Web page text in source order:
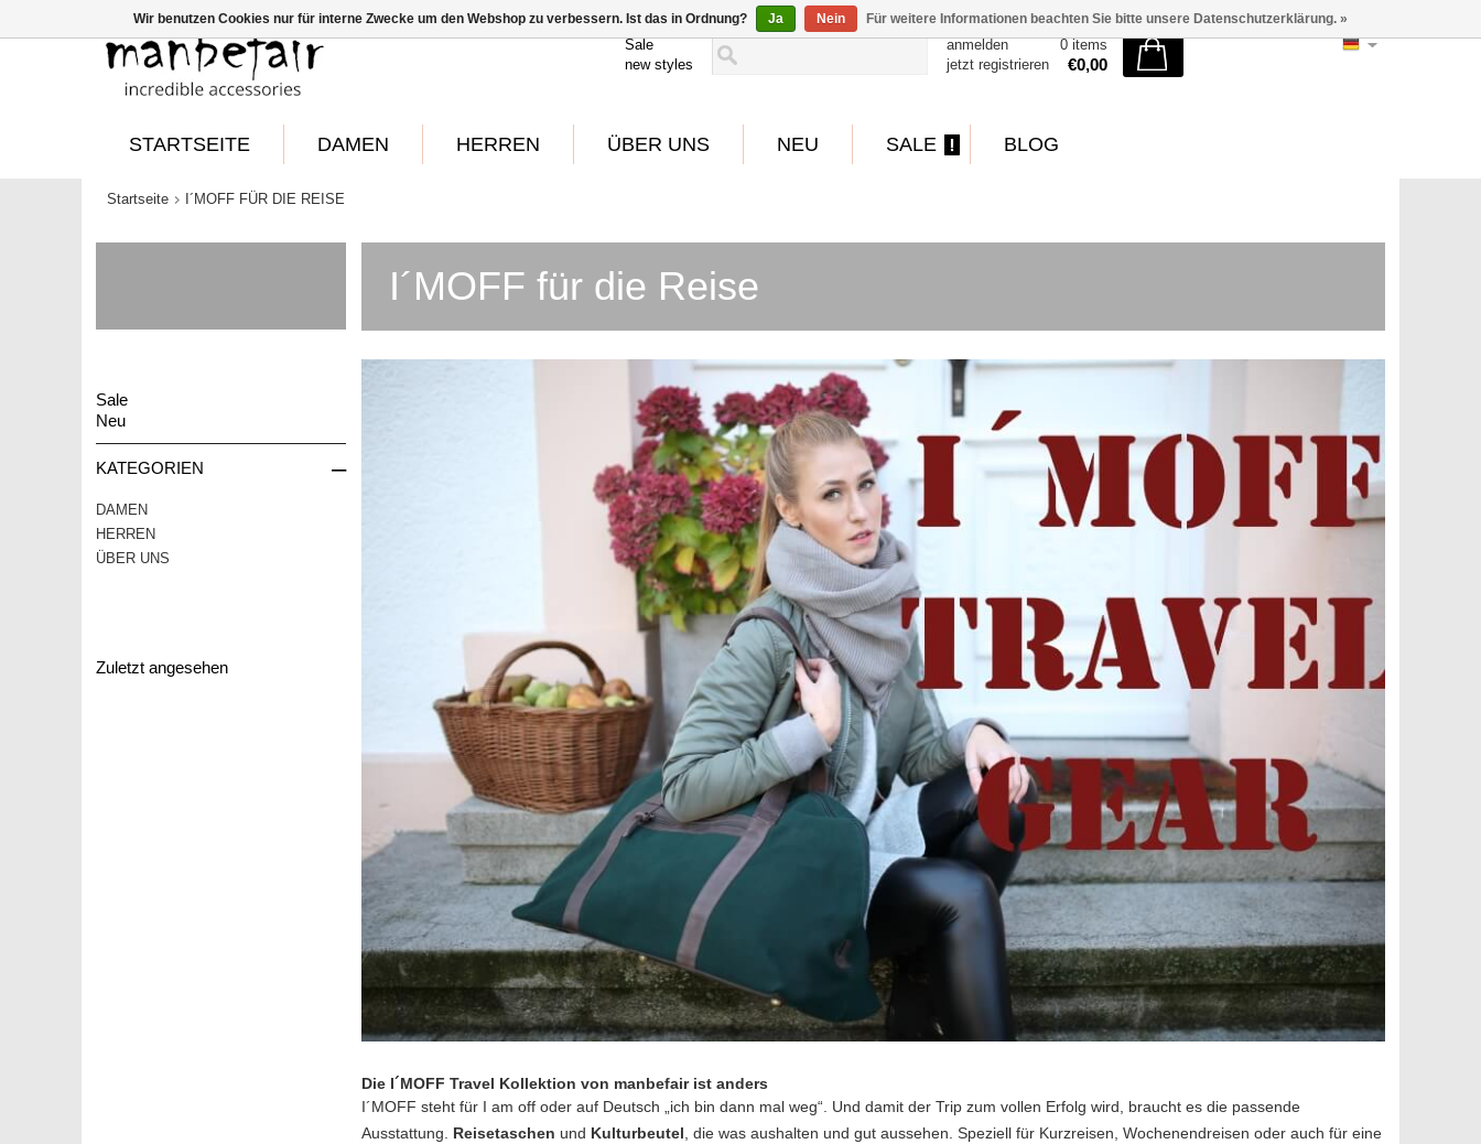
Sale
new styles
anmelden
jetzt registrieren
0 items
€0,00
STARTSEITE DAMEN HERREN ÜBER UNS NEU SALE BLOG
Startseite I´MOFF FÜR DIE REISE
I´MOFF für die Reise
Die I´MOFF Travel Kollektion von manbefair ist anders
I´MOFF steht für I am off oder auf Deutsch „ich bin dann mal weg“. Und damit der Trip zum vollen Erfolg wird, braucht es die passende
Ausstattung. Reisetaschen und Kulturbeutel, die was aushalten und gut aussehen. Speziell für Kurzreisen, Wochenendreisen oder auch für eine
Sale
Neu
KATEGORIEN –
DAMEN
HERREN
ÜBER UNS
Zuletzt angesehen
Wir benutzen Cookies nur für interne Zwecke um den Webshop zu verbessern. Ist das in Ordnung? Ja Nein Für weitere Informationen beachten Sie bitte unsere Datenschutzerklärung. »